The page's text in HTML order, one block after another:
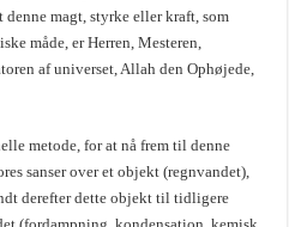
magt, styrke eller kraft, som
måde, er Herren, Mesteren,
af universet, Allah den Ophøjede,
metode, for at nå frem til denne
sanser over et objekt (regnvandet),
derefter dette objekt til tidligere